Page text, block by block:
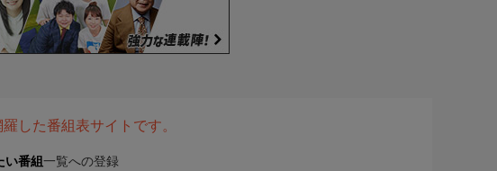
した番組表サイトです。
い番組一覧への登録